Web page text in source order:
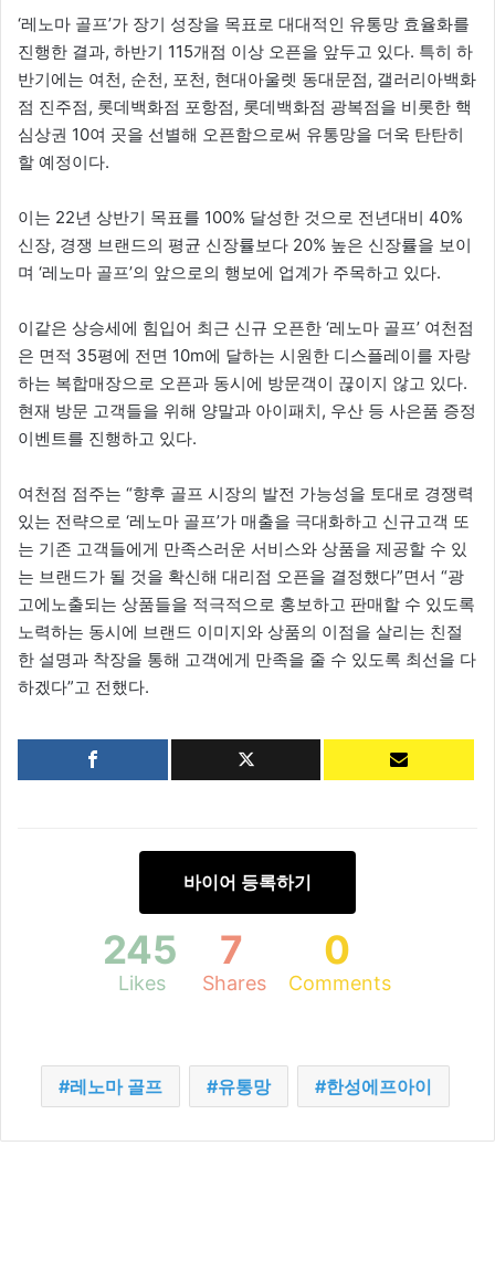
‘레노마 골프’가 장기 성장을 목표로 대대적인 유통망 효율화를
진행한 결과, 하반기 115개점 이상 오픈을 앞두고 있다. 특히 하
반기에는 여천, 순천, 포천, 현대아울렛 동대문점, 갤러리아백화
점 진주점, 롯데백화점 포항점, 롯데백화점 광복점을 비롯한 핵
심상권 10여 곳을 선별해 오픈함으로써 유통망을 더욱 탄탄히
할 예정이다.
이는 22년 상반기 목표를 100% 달성한 것으로 전년대비 40%
신장, 경쟁 브랜드의 평균 신장률보다 20% 높은 신장률을 보이
며 ‘레노마 골프’의 앞으로의 행보에 업계가 주목하고 있다.
이같은 상승세에 힘입어 최근 신규 오픈한 ‘레노마 골프’ 여천점
은 면적 35평에 전면 10m에 달하는 시원한 디스플레이를 자랑
하는 복합매장으로 오픈과 동시에 방문객이 끊이지 않고 있다.
현재 방문 고객들을 위해 양말과 아이패치, 우산 등 사은품 증정
이벤트를 진행하고 있다.
여천점 점주는 “향후 골프 시장의 발전 가능성을 토대로 경쟁력
있는 전략으로 ‘레노마 골프’가 매출을 극대화하고 신규고객 또
는 기존 고객들에게 만족스러운 서비스와 상품을 제공할 수 있
는 브랜드가 될 것을 확신해 대리점 오픈을 결정했다”면서 “광
고에노출되는 상품들을 적극적으로 홍보하고 판매할 수 있도록
노력하는 동시에 브랜드 이미지와 상품의 이점을 살리는 친절
한 설명과 착장을 통해 고객에게 만족을 줄 수 있도록 최선을 다
하겠다”고 전했다.
바이어 등록하기
245
Likes
7
Shares
0
Comments
레노마 골프 유통망 한성에프아이